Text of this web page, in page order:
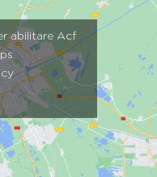
abilitare Acf